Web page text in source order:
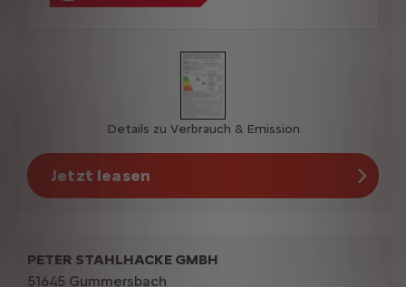
Details zu Verbrauch & Emission
Jetzt leasen
PETER STAHLHACKE GMBH
51645 Gummersbach